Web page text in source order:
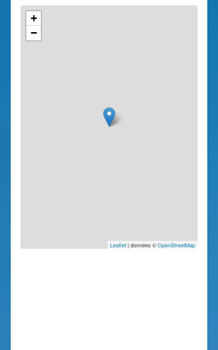
+
−
Leaflet| données ©OpenStreetMap